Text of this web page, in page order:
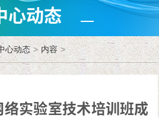
心动态
心动态 > 内容 >
实验室技术培训班成